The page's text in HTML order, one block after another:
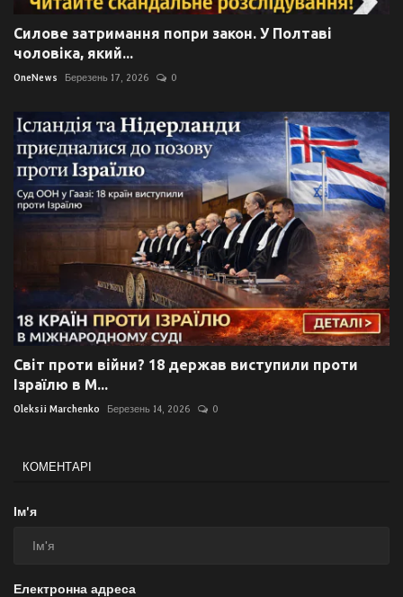
Силове затримання попри закон. У Полтаві
чоловіка, який...
OneNews Березень 17, 2026 0
Світ проти війни? 18 держав виступили проти
Ізраїлю в М...
Oleksii Marchenko Березень 14, 2026 0
КОМЕНТАРІ
Ім'я
Електронна адреса